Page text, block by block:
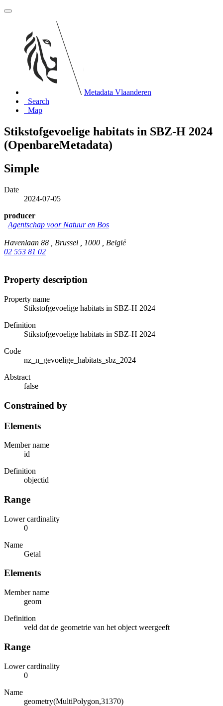
Metadata Vlaanderen
Search
Map
Stikstofgevoelige habitats in SBZ-H 2024
(OpenbareMetadata)
Simple
Date
2024-07-05
producer
Agentschap voor Natuur en Bos
Havenlaan 88 , Brussel , 1000 , België
02 553 81 02
Property description
Property name
Stikstofgevoelige habitats in SBZ-H 2024
Definition
Stikstofgevoelige habitats in SBZ-H 2024
Code
nz_n_gevoelige_habitats_sbz_2024
Abstract
false
Constrained by
Elements
Member name
id
Definition
objectid
Range
Lower cardinality
0
Name
Getal
Elements
Member name
geom
Definition
veld dat de geometrie van het object weergeeft
Range
Lower cardinality
0
Name
geometry(MultiPolygon,31370)